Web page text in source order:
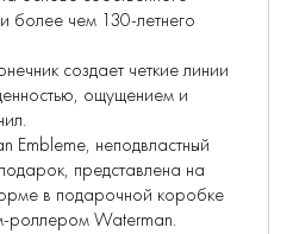
более чем 130-летнего
создает четкие линии
ощущением и
Embleme, неподвластный
представлена на
в подарочной коробке
роллером Waterman.